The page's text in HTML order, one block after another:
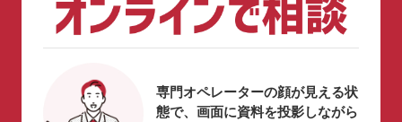
専門オペレーターの顔が見える状
態で、画面に資料を投影しながら